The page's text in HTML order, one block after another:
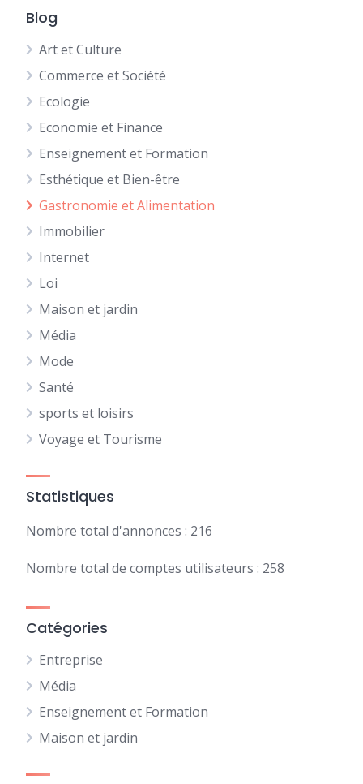
Blog
Art et Culture
Commerce et Société
Ecologie
Economie et Finance
Enseignement et Formation
Esthétique et Bien-être
Gastronomie et Alimentation
Immobilier
Internet
Loi
Maison et jardin
Média
Mode
Santé
sports et loisirs
Voyage et Tourisme
Statistiques
Nombre total d'annonces : 216
Nombre total de comptes utilisateurs : 258
Catégories
Entreprise
Média
Enseignement et Formation
Maison et jardin